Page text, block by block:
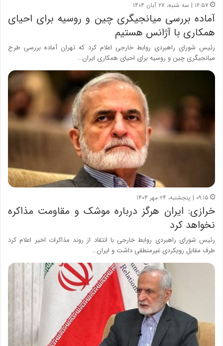
۱۶:۵۷ | سه شنبه، ۲۷ آبان ۱۴۰۴
آماده بررسی میانجیگری چین و روسیه برای احیای
همکاری با آژانس هستیم
رئیس شورای راهبردی روابط خارجی اعلام کرد که تهران آماده بررسی طرح
میانجیگری چین و روسیه برای احیای همکاری ایران…
۰۹:۱۵ | پنجشنبه، ۲۴ مهر ۱۴۰۴
خرازی: ایران هرگز درباره موشک و مقاومت مذاکره
نخواهد کرد
رئیس شورای راهبردی روابط خارجی با انتقاد از روند مذاکرات اخیر اعلام کرد
طرف مقابل رویکردی غیرمنطقی داشت و ایران…